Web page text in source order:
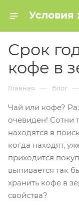
Срок
кофе в
Главная — Блог —
Чай или кофе?
очевиден! Сотни
находятся в
когда находят,
приходится
выпивается так
хранить кофе в
свойства?